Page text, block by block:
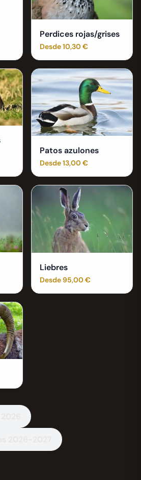
Perdices rojas/grises
Desde 10,30 €
Patos azulones
Desde 13,00 €
Liebres
Desde 95,00 €